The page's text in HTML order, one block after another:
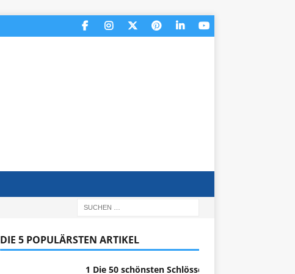
DIE 5 POPULÄRSTEN ARTIKEL
1 Die 50 schönsten Schlösser